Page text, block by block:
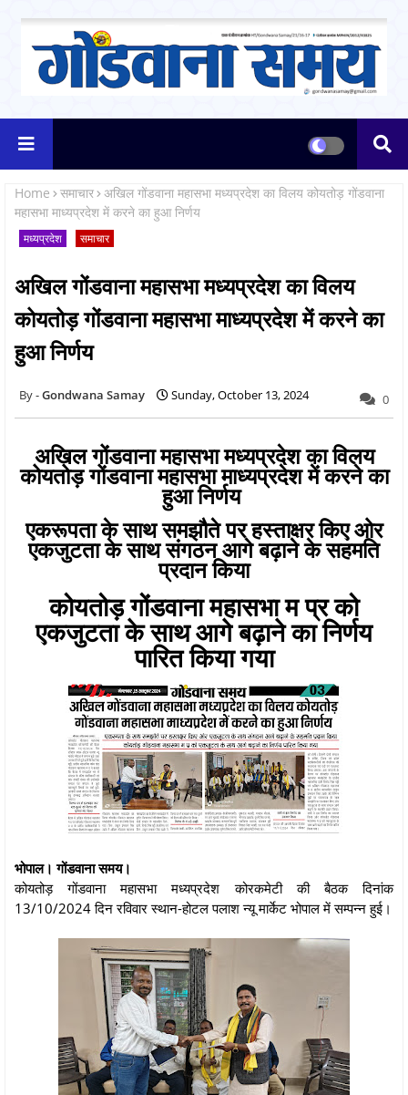
Home समाचार अखिल गोंडवाना महासभा मध्यप्रदेश का विलय कोयतोड़ गोंडवाना
महासभा माध्यप्रदेश में करने का हुआ निर्णय
मध्यप्रदेश समाचार
अखिल गोंडवाना महासभा मध्यप्रदेश का विलय
कोयतोड़ गोंडवाना महासभा माध्यप्रदेश में करने का
हुआ निर्णय
Gondwana Samay Sunday, October 13, 2024 0
अखिल गोंडवाना महासभा मध्यप्रदेश का विलय
कोयतोड़ गोंडवाना महासभा माध्यप्रदेश में करने का
हुआ निर्णय
एकरूपता के साथ समझौते पर हस्ताक्षर किए ओर
एकजुटता के साथ संगठन आगे बढ़ाने के सहमति
प्रदान किया
कोयतोड़ गोंडवाना महासभा म प्र को
एकजुटता के साथ आगे बढ़ाने का निर्णय
पारित किया गया
भोपाल। गोंडवाना समय।
कोयतोड़ गोंडवाना महासभा मध्यप्रदेश कोरकमेटी की बैठक दिनांक
13/10/2024 दिन रविवार स्थान-होटल पलाश न्यू मार्केट भोपाल में सम्पन्न हुई।